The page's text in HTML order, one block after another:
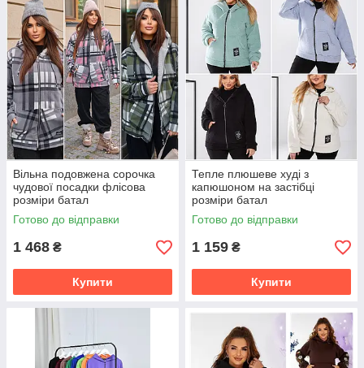
Вільна подовжена сорочка
чудової посадки флісова
розміри батал
Готово до відправки
1 468 ₴
Купити
Тепле плюшеве худі з
капюшоном на застібці
розміри батал
Готово до відправки
1 159 ₴
Купити